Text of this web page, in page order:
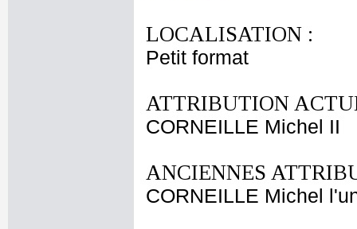
LOCALISATION :
Petit format
ATTRIBUTION
CORNEILLE Michel II
ANCIENNES
CORNEILLE Michel